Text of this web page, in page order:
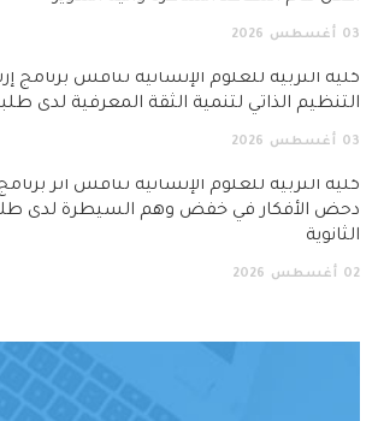
03 أغسطس 2026
كلية التربية للعلوم الإنسانية تناقش برنامج
التنظيم الذاتي لتنمية الثقة المعرفية لدى
03 أغسطس 2026
كلية التربية للعلوم الإنسانية تناقش أثر
دحض الأفكار في خفض وهم السيطرة لدى
الثانوية
02 أغسطس 2026